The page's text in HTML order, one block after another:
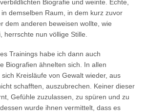
Biografie und weinte. Echte,
demselben Raum, in dem kurz zuvor
dem anderen beweisen wollte, wie
herrschte nun völlige Stille.
Trainings habe ich dann auch
Biografien ähnelten sich. In allen
Kreisläufe von Gewalt wieder, aus
schafften, auszubrechen. Keiner dieser
Gefühle zuzulassen, zu spüren und zu
wurde ihnen vermittelt, dass es